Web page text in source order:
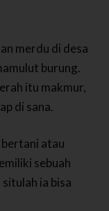
merdu di desa
burung.
itu makmur,
di sana.
atau
sebuah
ia bisa